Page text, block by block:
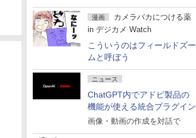
漫画
カメラバカにつける薬
in デジカメ Watch
こういうのはフィールドズー
ムと呼ぼう
ニュース
ChatGPT内でアドビ製品の
機能が使える統合プラグイン
画像・動画の作成を対話で